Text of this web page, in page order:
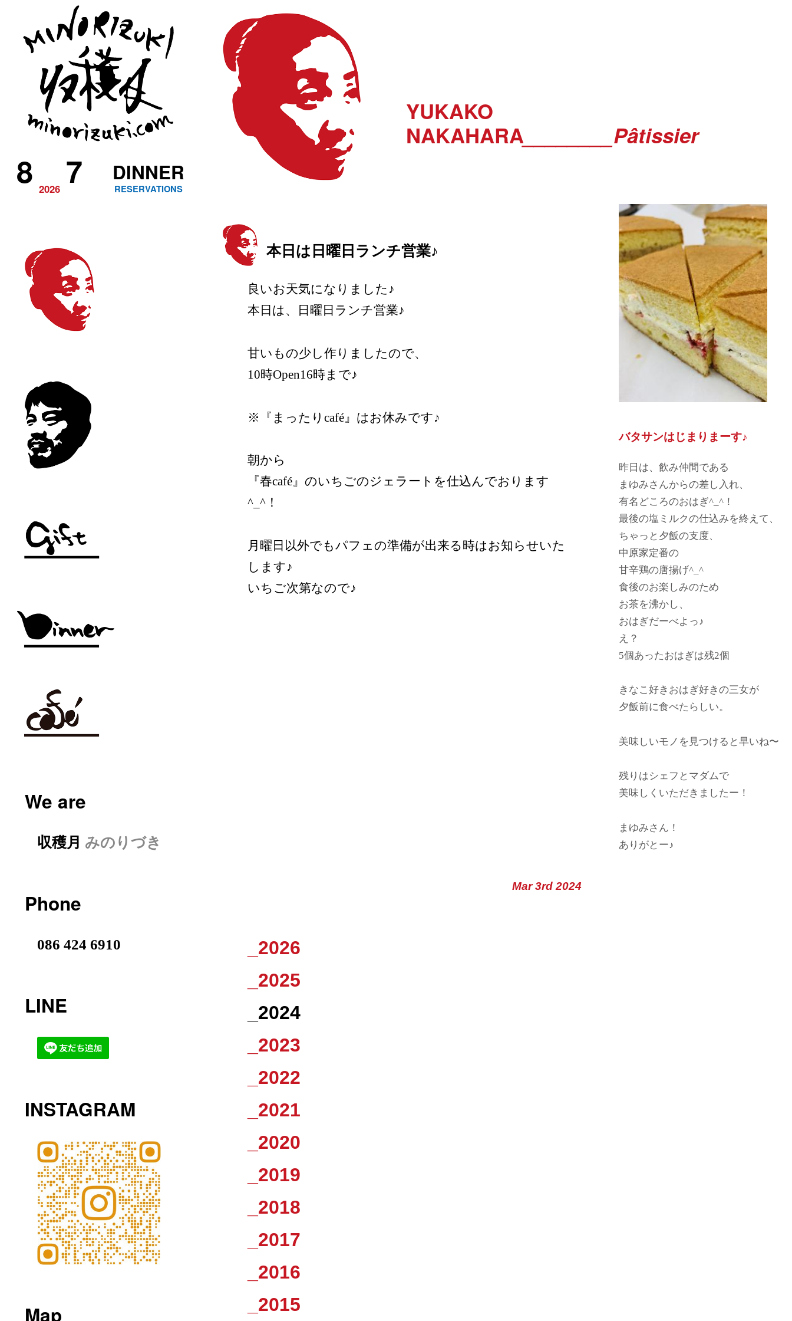
2026
8 7 RESERVATIONS
DINNER
YUKAKO
NAKAHARA________Pâtissier
本日は日曜日ランチ営業♪
良いお天気になりました♪
本日は、日曜日ランチ営業♪
甘いもの少し作りましたので、
10時Open16時まで♪
※『まったりcafé』はお休みです♪
朝から
『春café』のいちごのジェラートを仕込んでおります
^_^！
月曜日以外でもパフェの準備が出来る時はお知らせいた
します♪
いちご次第なので♪
バタサンはじまりまーす♪
昨日は、飲み仲間である
まゆみさんからの差し入れ、
有名どころのおはぎ^_^！
最後の塩ミルクの仕込みを終えて、
ちゃっと夕飯の支度、
中原家定番の
甘辛鶏の唐揚げ^_^
食後のお楽しみのため
お茶を沸かし、
おはぎだーべよっ♪
え？
5個あったおはぎは残2個
きなこ好きおはぎ好きの三女が
夕飯前に食べたらしい。
美味しいモノを見つけると早いね〜
残りはシェフとマダムで
美味しくいただきましたー！
まゆみさん！
ありがとー♪
Mar 3rd 2024
_2026
_2025
_2024
_2023
_2022
_2021
_2020
_2019
_2018
_2017
_2016
_2015
We are
収穫月 みのりづき
Phone
086 424 6910
LINE
INSTAGRAM
Map